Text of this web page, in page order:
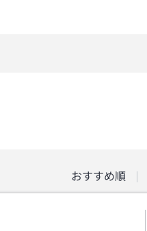
おすすめ順